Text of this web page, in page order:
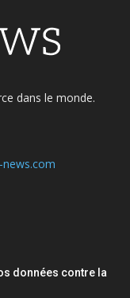
dans le monde.
données contre la